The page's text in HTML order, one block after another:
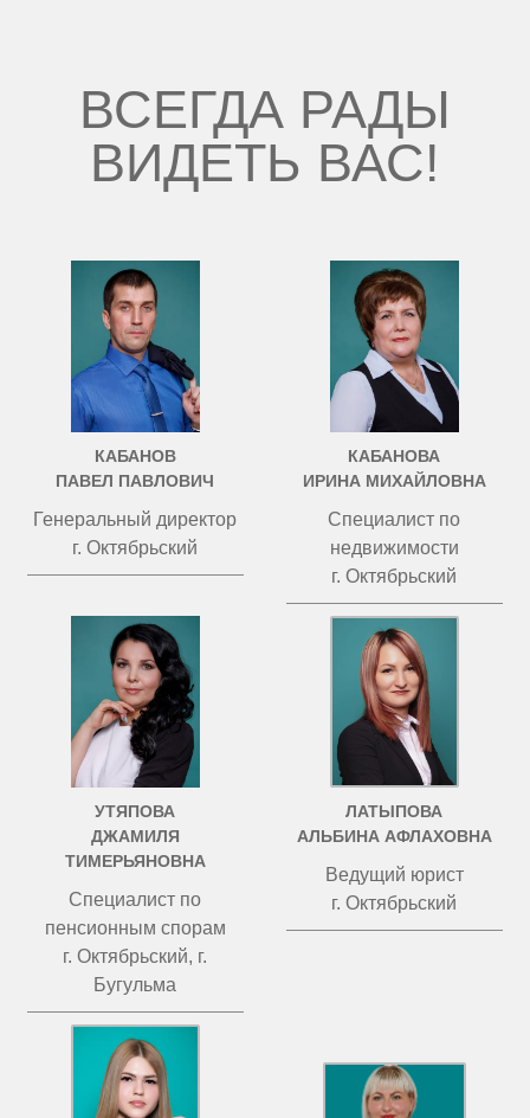
ВСЕГДА РАДЫ
ВИДЕТЬ ВАС!
КАБАНОВ
ПАВЕЛ ПАВЛОВИЧ
Генеральный директор
г. Октябрьский
КАБАНОВА
ИРИНА МИХАЙЛОВНА
Специалист по
недвижимости
г. Октябрьский
УТЯПОВА
ДЖАМИЛЯ
ТИМЕРЬЯНОВНА
Специалист по
пенсионным спорам
г. Октябрьский, г.
Бугульма
ЛАТЫПОВА
АЛЬБИНА АФЛАХОВНА
Ведущий юрист
г. Октябрьский